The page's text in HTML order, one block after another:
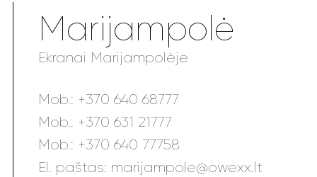
Marijampolė
Ekranai Marijampolėje
Mob.: +370 640 68777
Mob.: +370 631 21777
Mob.: +370 640 77758
El. paštas: marijampole@owexx.lt